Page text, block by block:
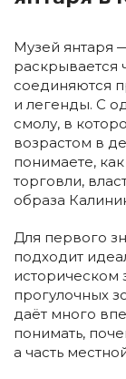
Музей янтаря
раскрывается
соединяются
и легенды. С
смолу, в
возрастом в
понимаете,
торговли,
образа
Для первого
подходит
историческом
прогулочных
даёт много
понимать,
а часть